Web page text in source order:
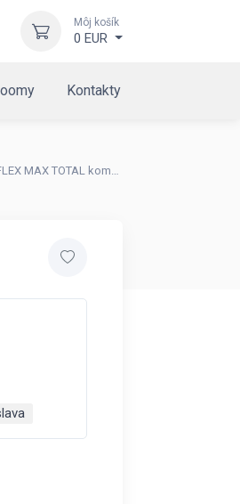
Môj košík
0 EUR
Kontakty
MAX TOTAL komplet-2